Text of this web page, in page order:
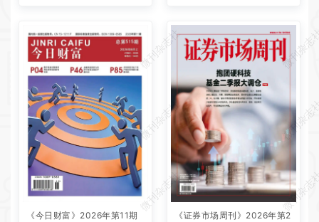
《今日财富》2026年第11期
《证券市场周刊》2026年第2
微刊杂志社
微刊杂
微刊杂志社
微刊杂
微刊杂志社
微刊杂